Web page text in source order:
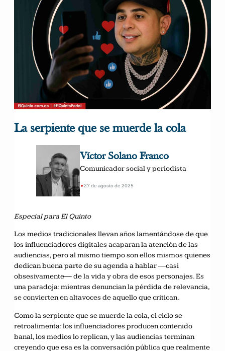
La serpiente que se muerde la cola
Víctor Solano Franco
Comunicador social y periodista
•27 de agosto de 2025
Especial para El Quinto
Los medios tradicionales llevan años lamentándose de que
los influenciadores digitales acaparan la atención de las
audiencias, pero al mismo tiempo son ellos mismos quienes
dedican buena parte de su agenda a hablar —casi
obsesivamente— de la vida y obra de esos personajes. Es
una paradoja: mientras denuncian la pérdida de relevancia,
se convierten en altavoces de aquello que critican.
Como la serpiente que se muerde la cola, el ciclo se
retroalimenta: los influenciadores producen contenido
banal, los medios lo replican, y las audiencias terminan
creyendo que esa es la conversación pública que realmente